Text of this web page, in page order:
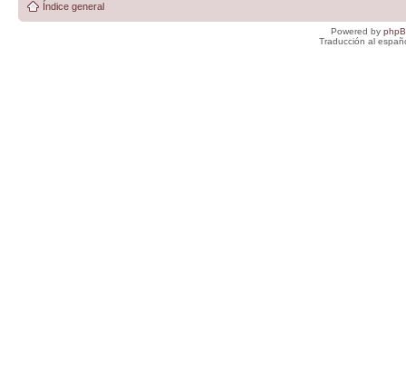
Índice general
Powered by
Traducción al